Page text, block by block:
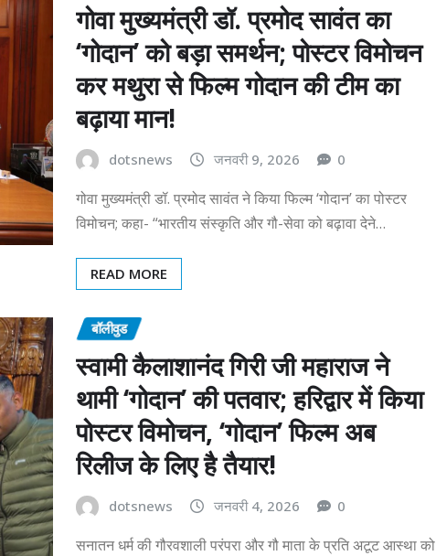
गोवा मुख्यमंत्री डॉ. प्रमोद सावंत का
‘गोदान’ को बड़ा समर्थन; पोस्टर विमोचन
कर मथुरा से फिल्म गोदान की टीम का
बढ़ाया मान!
dotsnews जनवरी 9, 2026 0
गोवा मुख्यमंत्री डॉ. प्रमोद सावंत ने किया फिल्म ‘गोदान’ का पोस्टर
विमोचन; कहा- “भारतीय संस्कृति और गौ-सेवा को बढ़ावा देने…
READ MORE
बॉलीवुड
स्वामी कैलाशानंद गिरी जी महाराज ने
थामी ‘गोदान’ की पतवार; हरिद्वार में किया
पोस्टर विमोचन, ‘गोदान’ फिल्म अब
रिलीज के लिए है तैयार!
dotsnews जनवरी 4, 2026 0
सनातन धर्म की गौरवशाली परंपरा और गौ माता के प्रति अटूट आस्था को